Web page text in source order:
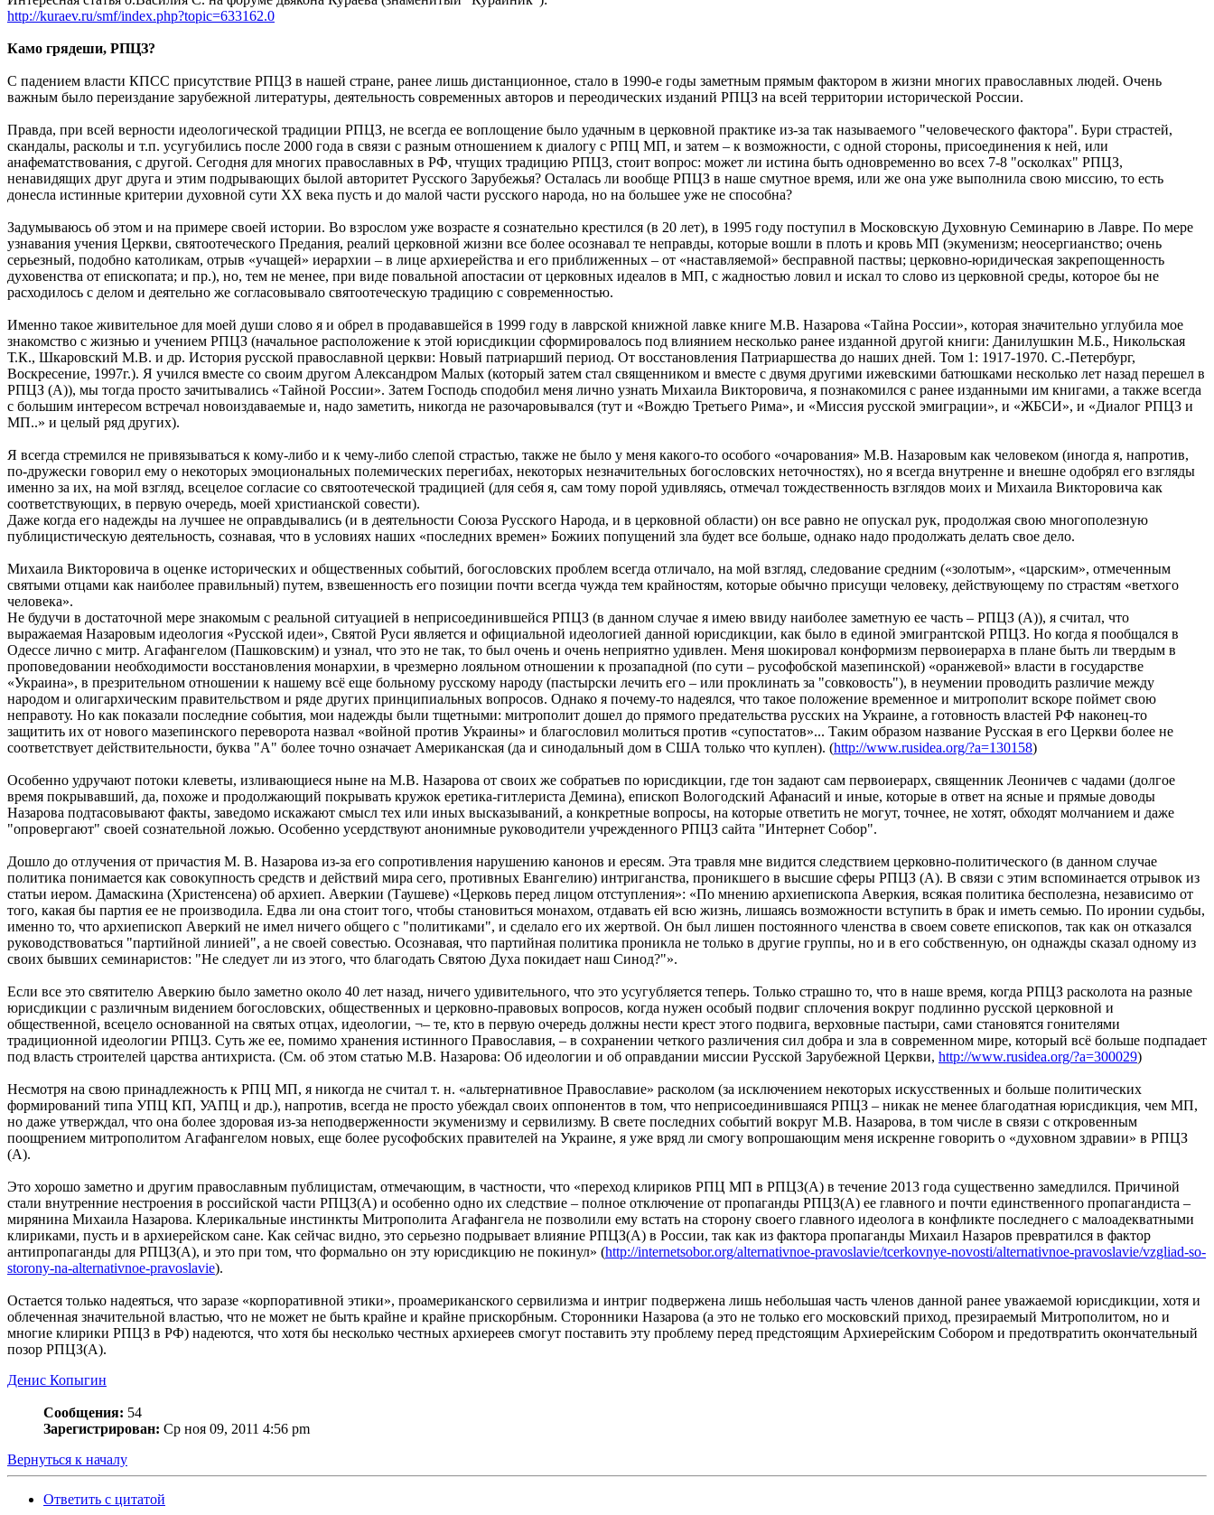
http://kuraev.ru/smf/index.php?topic=633162.0
Камо грядеши, РПЦЗ?
С падением власти КПСС присутствие РПЦЗ в нашей стране, ранее лишь дистанционное, стало в 1990-е годы заметным прямым фактором в жизни многих православных людей. Очень
важным было переиздание зарубежной литературы, деятельность современных авторов и переодических изданий РПЦЗ на всей территории исторической России.
Правда, при всей верности идеологической традиции РПЦЗ, не всегда ее воплощение было удачным в церковной практике из-за так называемого "человеческого фактора". Бури страстей,
скандалы, расколы и т.п. усугубились после 2000 года в связи с разным отношением к диалогу с РПЦ МП, и затем – к возможности, с одной стороны, присоединения к ней, или
анафематствования, с другой. Сегодня для многих православных в РФ, чтущих традицию РПЦЗ, стоит вопрос: может ли истина быть одновременно во всех 7-8 "осколках" РПЦЗ,
ненавидящих друг друга и этим подрывающих былой авторитет Русского Зарубежья? Осталась ли вообще РПЦЗ в наше смутное время, или же она уже выполнила свою миссию, то есть
донесла истинные критерии духовной сути ХХ века пусть и до малой части русского народа, но на большее уже не способна?
Задумываюсь об этом и на примере своей истории. Во взрослом уже возрасте я сознательно крестился (в 20 лет), в 1995 году поступил в Московскую Духовную Семинарию в Лавре. По мере
узнавания учения Церкви, святоотеческого Предания, реалий церковной жизни все более осознавал те неправды, которые вошли в плоть и кровь МП (экуменизм; неосергианство; очень
серьезный, подобно католикам, отрыв «учащей» иерархии – в лице архиерейства и его приближенных – от «наставляемой» бесправной паствы; церковно-юридическая закрепощенность
духовенства от епископата; и пр.), но, тем не менее, при виде повальной апостасии от церковных идеалов в МП, с жадностью ловил и искал то слово из церковной среды, которое бы не
расходилось с делом и деятельно же согласовывало святоотеческую традицию с современностью.
Именно такое живительное для моей души слово я и обрел в продававшейся в 1999 году в лаврской книжной лавке книге М.В. Назарова «Тайна России», которая значительно углубила мое
знакомство с жизнью и учением РПЦЗ (начальное расположение к этой юрисдикции сформировалось под влиянием несколько ранее изданной другой книги: Данилушкин М.Б., Никольская
Т.К., Шкаровский М.В. и др. История русской православной церкви: Новый патриарший период. От восстановления Патриаршества до наших дней. Том 1: 1917-1970. С.-Петербург,
Воскресение, 1997г.). Я учился вместе со своим другом Александром Малых (который затем стал священником и вместе с двумя другими ижевскими батюшками несколько лет назад перешел в
РПЦЗ (А)), мы тогда просто зачитывались «Тайной России». Затем Господь сподобил меня лично узнать Михаила Викторовича, я познакомился с ранее изданными им книгами, а также всегда
с большим интересом встречал новоиздаваемые и, надо заметить, никогда не разочаровывался (тут и «Вождю Третьего Рима», и «Миссия русской эмиграции», и «ЖБСИ», и «Диалог РПЦЗ и
МП..» и целый ряд других).
Я всегда стремился не привязываться к кому-либо и к чему-либо слепой страстью, также не было у меня какого-то особого «очарования» М.В. Назаровым как человеком (иногда я, напротив,
по-дружески говорил ему о некоторых эмоциональных полемических перегибах, некоторых незначительных богословских неточностях), но я всегда внутренне и внешне одобрял его взгляды
именно за их, на мой взгляд, всецелое согласие со святоотеческой традицией (для себя я, сам тому порой удивляясь, отмечал тождественность взглядов моих и Михаила Викторовича как
соответствующих, в первую очередь, моей христианской совести).
Даже когда его надежды на лучшее не оправдывались (и в деятельности Союза Русского Народа, и в церковной области) он все равно не опускал рук, продолжая свою многополезную
публицистическую деятельность, сознавая, что в условиях наших «последних времен» Божиих попущений зла будет все больше, однако надо продолжать делать свое дело.
Михаила Викторовича в оценке исторических и общественных событий, богословских проблем всегда отличало, на мой взгляд, следование средним («золотым», «царским», отмеченным
святыми отцами как наиболее правильный) путем, взвешенность его позиции почти всегда чужда тем крайностям, которые обычно присущи человеку, действующему по страстям «ветхого
человека».
Не будучи в достаточной мере знакомым с реальной ситуацией в неприсоединившейся РПЦЗ (в данном случае я имею ввиду наиболее заметную ее часть – РПЦЗ (А)), я считал, что
выражаемая Назаровым идеология «Русской идеи», Святой Руси является и официальной идеологией данной юрисдикции, как было в единой эмигрантской РПЦЗ. Но когда я пообщался в
Одессе лично с митр. Агафангелом (Пашковским) и узнал, что это не так, то был очень и очень неприятно удивлен. Меня шокировал конформизм первоиерарха в плане быть ли твердым в
проповедовании необходимости восстановления монархии, в чрезмерно лояльном отношении к прозападной (по сути – русофобской мазепинской) «оранжевой» власти в государстве
«Украина», в презрительном отношении к нашему всё еще больному русскому народу (пастырски лечить его – или проклинать за "совковость"), в неумении проводить различие между
народом и олигархическим правительством и ряде других принципиальных вопросов. Однако я почему-то надеялся, что такое положение временное и митрополит вскоре поймет свою
неправоту. Но как показали последние события, мои надежды были тщетными: митрополит дошел до прямого предательства русских на Украине, а готовность властей РФ наконец-то
защитить их от нового мазепинского переворота назвал «войной против Украины» и благословил молиться против «супостатов»... Таким образом название Русская в его Церкви более не
соответствует действительности, буква "А" более точно означает Американская (да и синодальный дом в США только что куплен). (http://www.rusidea.org/?a=130158)
Особенно удручают потоки клеветы, изливающиеся ныне на М.В. Назарова от своих же собратьев по юрисдикции, где тон задают сам первоиерарх, священник Леоничев с чадами (долгое
время покрывавший, да, похоже и продолжающий покрывать кружок еретика-гитлериста Демина), епископ Вологодский Афанасий и иные, которые в ответ на ясные и прямые доводы
Назарова подтасовывают факты, заведомо искажают смысл тех или иных высказываний, а конкретные вопросы, на которые ответить не могут, точнее, не хотят, обходят молчанием и даже
"опровергают" своей сознательной ложью. Особенно усердствуют анонимные руководители учрежденного РПЦЗ сайта "Интернет Собор".
Дошло до отлучения от причастия М. В. Назарова из-за его сопротивления нарушению канонов и ересям. Эта травля мне видится следствием церковно-политического (в данном случае
политика понимается как совокупность средств и действий мира сего, противных Евангелию) интриганства, проникшего в высшие сферы РПЦЗ (А). В связи с этим вспоминается отрывок из
статьи иером. Дамаскина (Христенсена) об архиеп. Аверкии (Таушеве) «Церковь перед лицом отступления»: «По мнению архиепископа Аверкия, всякая политика бесполезна, независимо от
того, какая бы партия ее не производила. Едва ли она стоит того, чтобы становиться монахом, отдавать ей всю жизнь, лишаясь возможности вступить в брак и иметь семью. По иронии судьбы,
именно то, что архиепископ Аверкий не имел ничего общего с "политиками", и сделало его их жертвой. Он был лишен постоянного членства в своем совете епископов, так как он отказался
руководствоваться "партийной линией", а не своей совестью. Осознавая, что партийная политика проникла не только в другие группы, но и в его собственную, он однажды сказал одному из
своих бывших семинаристов: "Не следует ли из этого, что благодать Святою Духа покидает наш Синод?"».
Если все это святителю Аверкию было заметно около 40 лет назад, ничего удивительного, что это усугубляется теперь. Только страшно то, что в наше время, когда РПЦЗ расколота на разные
юрисдикции с различным видением богословских, общественных и церковно-правовых вопросов, когда нужен особый подвиг сплочения вокруг подлинно русской церковной и
общественной, всецело основанной на святых отцах, идеологии, ¬– те, кто в первую очередь должны нести крест этого подвига, верховные пастыри, сами становятся гонителями
традиционной идеологии РПЦЗ. Суть же ее, помимо хранения истинного Православия, – в сохранении четкого различения сил добра и зла в современном мире, который всё больше подпадает
под власть строителей царства антихриста. (См. об этом статью М.В. Назарова: Об идеологии и об оправдании миссии Русской Зарубежной Церкви, http://www.rusidea.org/?a=300029)
Несмотря на свою принадлежность к РПЦ МП, я никогда не считал т. н. «альтернативное Православие» расколом (за исключением некоторых искусственных и больше политических
формирований типа УПЦ КП, УАПЦ и др.), напротив, всегда не просто убеждал своих оппонентов в том, что неприсоединившаяся РПЦЗ – никак не менее благодатная юрисдикция, чем МП,
но даже утверждал, что она более здоровая из-за неподверженности экуменизму и сервилизму. В свете последних событий вокруг М.В. Назарова, в том числе в связи с откровенным
поощрением митрополитом Агафангелом новых, еще более русофобских правителей на Украине, я уже вряд ли смогу вопрошающим меня искренне говорить о «духовном здравии» в РПЦЗ
(А).
Это хорошо заметно и другим православным публицистам, отмечающим, в частности, что «переход клириков РПЦ МП в РПЦЗ(А) в течение 2013 года существенно замедлился. Причиной
стали внутренние нестроения в российской части РПЦЗ(А) и особенно одно их следствие – полное отключение от пропаганды РПЦЗ(А) ее главного и почти единственного пропагандиста –
мирянина Михаила Назарова. Клерикальные инстинкты Митрополита Агафангела не позволили ему встать на сторону своего главного идеолога в конфликте последнего с малоадекватными
клириками, пусть и в архиерейском сане. Как сейчас видно, это серьезно подрывает влияние РПЦЗ(А) в России, так как из фактора пропаганды Михаил Назаров превратился в фактор
антипропаганды для РПЦЗ(А), и это при том, что формально он эту юрисдикцию не покинул» (http://internetsobor.org/alternativnoe-pravoslavie/tcerkovnye-novosti/alternativnoe-pravoslavie/vzgliad-so-
storony-na-alternativnoe-pravoslavie).
Остается только надеяться, что заразе «корпоративной этики», проамериканского сервилизма и интриг подвержена лишь небольшая часть членов данной ранее уважаемой юрисдикции, хотя и
облеченная значительной властью, что не может не быть крайне и крайне прискорбным. Сторонники Назарова (а это не только его московский приход, презираемый Митрополитом, но и
многие клирики РПЦЗ в РФ) надеются, что хотя бы несколько честных архиереев смогут поставить эту проблему перед предстоящим Архиерейским Собором и предотвратить окончательный
позор РПЦЗ(А).
Денис Копыгин
Сообщения: 54
Зарегистрирован: Ср ноя 09, 2011 4:56 pm
Вернуться к началу
Ответить с цитатой